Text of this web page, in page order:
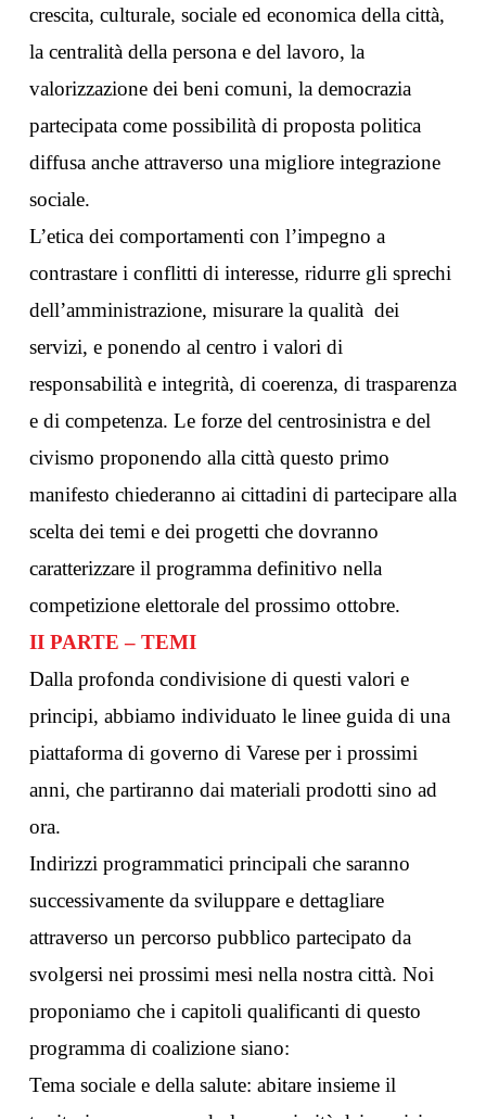
crescita, culturale, sociale ed economica della città,
la centralità della persona e del lavoro, la
valorizzazione dei beni comuni, la democrazia
partecipata come possibilità di proposta politica
diffusa anche attraverso una migliore integrazione
sociale.
L’etica dei comportamenti con l’impegno a
contrastare i conflitti di interesse, ridurre gli sprechi
dell’amministrazione, misurare la qualità dei
servizi, e ponendo al centro i valori di
responsabilità e integrità, di coerenza, di trasparenza
e di competenza. Le forze del centrosinistra e del
civismo proponendo alla città questo primo
manifesto chiederanno ai cittadini di partecipare alla
scelta dei temi e dei progetti che dovranno
caratterizzare il programma definitivo nella
competizione elettorale del prossimo ottobre.
II PARTE – TEMI
Dalla profonda condivisione di questi valori e
principi, abbiamo individuato le linee guida di una
piattaforma di governo di Varese per i prossimi
anni, che partiranno dai materiali prodotti sino ad
ora.
Indirizzi programmatici principali che saranno
successivamente da sviluppare e dettagliare
attraverso un percorso pubblico partecipato da
svolgersi nei prossimi mesi nella nostra città. Noi
proponiamo che i capitoli qualificanti di questo
programma di coalizione siano:
Tema sociale e della salute: abitare insieme il